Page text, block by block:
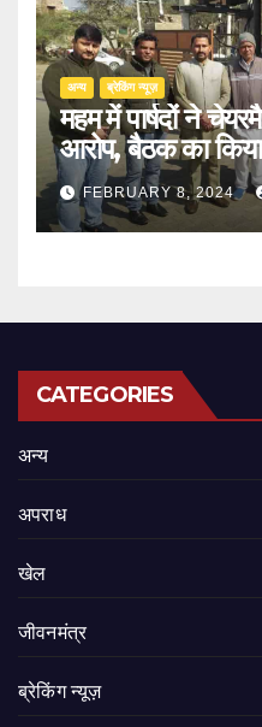
अन्य ब्रेकिंग न्यूज़
महम में पार्षदों ने
आरोप, बैठक का किया
FEBRUARY 8, 2024
CATEGORIES
अन्य
अपराध
खेल
जीवनमंत्र
ब्रेकिंग न्यूज़